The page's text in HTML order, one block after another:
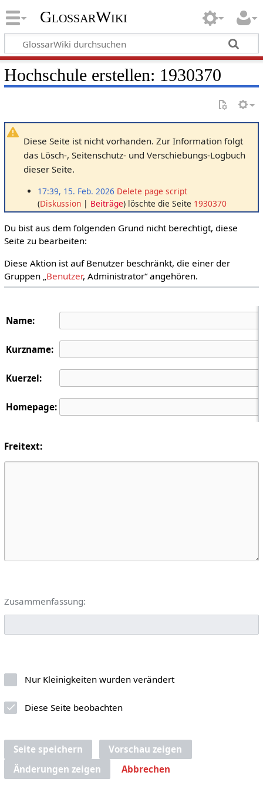
GlossarWiki
Hochschule erstellen: 1930370
Diese Seite ist nicht vorhanden. Zur Information folgt
das Lösch-, Seitenschutz- und Verschiebungs-Logbuch
dieser Seite.
17:39, 15. Feb. 2026 Delete page script
Diskussion
Beiträge löschte die Seite 1930370
Du bist aus dem folgenden Grund nicht berechtigt, diese
Seite zu bearbeiten:
Diese Aktion ist auf Benutzer beschränkt, die einer der
Gruppen „ Benutzer, Administrator“ angehören.
Name:
Kurzname:
Kuerzel:
Homepage:
Freitext:
Zusammenfassung:
Nur Kleinigkeiten wurden verändert
Diese Seite beobachten
Seite speichern
Vorschau zeigen
Änderungen zeigen
Abbrechen